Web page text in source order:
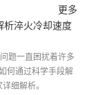
更多
析淬火冷却速度
题一直困扰着许多
何通过科学手段解
细解析。